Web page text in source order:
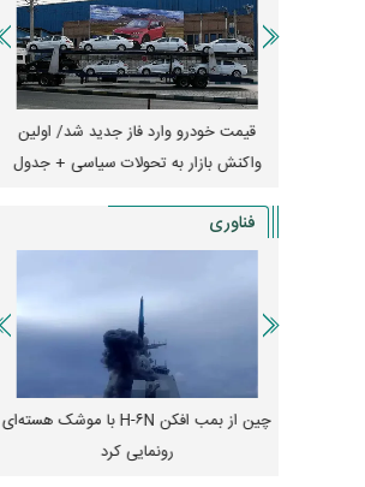
قیمت خودرو وارد فاز جدید شد/ اولین
واکنش بازار به تحولات سیاسی + جدول
فناوری
چین از بمب افکن H-۶N با موشک هسته‌ای
رونمایی کرد